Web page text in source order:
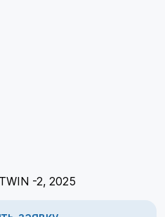
-2, 2025